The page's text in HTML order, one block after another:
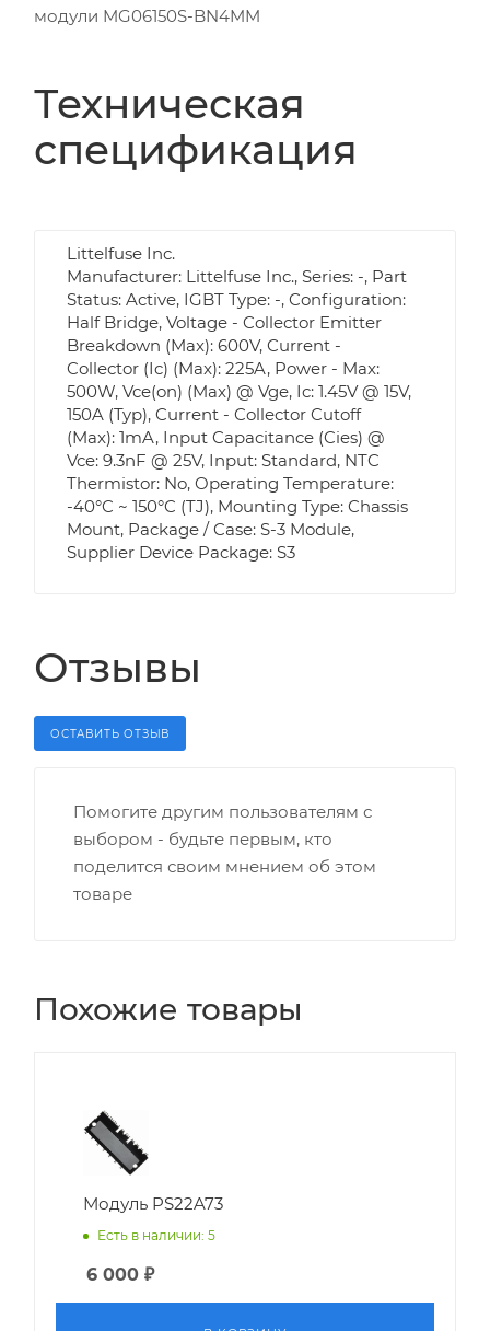
модули MG06150S-BN4MM
Техническая
спецификация
Littelfuse Inc.
Manufacturer: Littelfuse Inc., Series: -, Part
Status: Active, IGBT Type: -, Configuration:
Half Bridge, Voltage - Collector Emitter
Breakdown (Max): 600V, Current -
Collector (Ic) (Max): 225A, Power - Max:
500W, Vce(on) (Max) @ Vge, Ic: 1.45V @ 15V,
150A (Typ), Current - Collector Cutoff
(Max): 1mA, Input Capacitance (Cies) @
Vce: 9.3nF @ 25V, Input: Standard, NTC
Thermistor: No, Operating Temperature:
-40°C ~ 150°C (TJ), Mounting Type: Chassis
Mount, Package / Case: S-3 Module,
Supplier Device Package: S3
Отзывы
ОСТАВИТЬ ОТЗЫВ
Помогите другим пользователям с
выбором - будьте первым, кто
поделится своим мнением об этом
товаре
Похожие товары
Модуль PS22A73
Есть в наличии: 5
6 000 ₽